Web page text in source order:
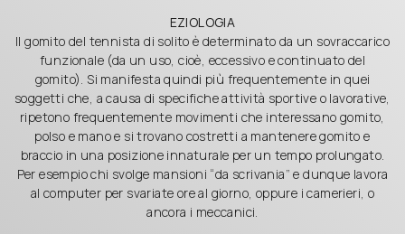
EZIOLOGIA
Il gomito del tennista di solito è determinato da un sovraccarico
funzionale (da un uso, cioè, eccessivo e continuato del
gomito). Si manifesta quindi più frequentemente in quei
soggetti che, a causa di specifiche attività sportive o lavorative,
ripetono frequentemente movimenti che interessano gomito,
polso e mano e si trovano costretti a mantenere gomito e
braccio in una posizione innaturale per un tempo prolungato.
Per esempio chi svolge mansioni “da scrivania” e dunque lavora
al computer per svariate ore al giorno, oppure i camerieri, o
ancora i meccanici.